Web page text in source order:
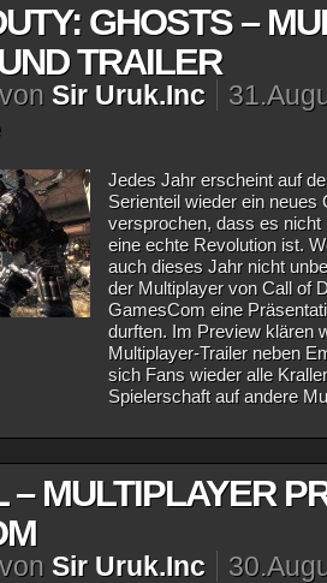
GHOSTS –
TRAILER
Sir Uruk.Inc
Jedes Jahr erscheint auf
Serienteil wieder ein neues
versprochen, dass es nicht
eine echte Revolution ist.
auch dieses Jahr nicht
der Multiplayer von Call of
GamesCom eine
durften. Im Preview klären
Multiplayer-Trailer neben
sich Fans wieder alle
Spielerschaft auf andere
– MULTIPLAYER
Sir Uruk.Inc